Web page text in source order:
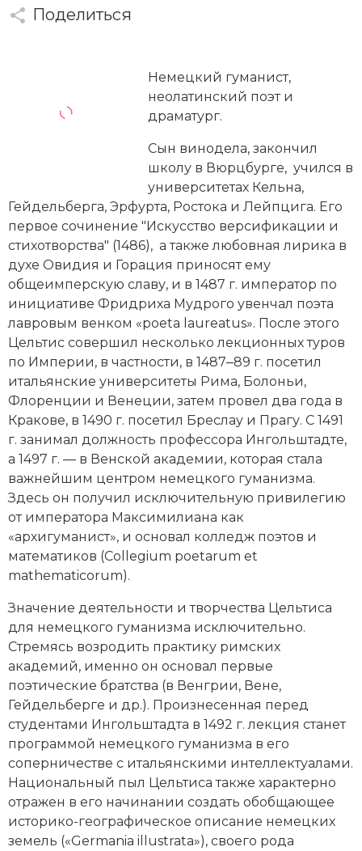
Империи
Историческая география и топонимика
История материальной и духовной культуры
История международных отношений
История, философия, теория и методология
исторического знания
Итория международных отношений
Латинская Америка
Новая история
Новейшая история
Нумизматика
Образование
Общественные объединения и организации
Политическая история
Религия и церковь
Россия
Северная Америка
Социально-экономическая история
Специальные исторические дисциплины
СССР
Южная Америка
Поделиться
Немецкий гуманист,
неолатинский поэт и
драматург.
Сын винодела, закончил
школу в Вюрцбурге, учился в
университетах Кельна,
Гейдельберга, Эрфурта, Ростока и Лейпцига. Его
первое сочинение "Искусство версификации и
стихотворства" (1486), а также любовная лирика в
духе Овидия и Горация приносят ему
общеимперскую славу, и в 1487 г. император по
инициативе Фридриха Мудрого увенчал поэта
лавровым венком «poeta laureatus». После этого
Цельтис совершил несколько лекционных туров
по Империи, в частности, в 1487‒89 г. посетил
итальянские университеты Рима, Болоньи,
Флоренции и Венеции, затем провел два года в
Кракове, в 1490 г. посетил Бреслау и Прагу. С 1491
г. занимал должность профессора Ингольштадте,
а 1497 г. — в Венской академии, которая стала
важнейшим центром немецкого гуманизма.
Здесь он получил исключительную привилегию
от императора Максимилиана как
«архигуманист», и основал колледж поэтов и
математиков (Collegium poetarum et
mathematicorum).
Значение деятельности и творчества Цельтиса
для немецкого гуманизма исключительно.
Стремясь возродить практику римских
академий, именно он основал первые
поэтические братства (в Венгрии, Вене,
Гейдельберге и др.). Произнесенная перед
студентами Ингольштадта в 1492 г. лекция станет
программой немецкого гуманизма в его
соперничестве с итальянскими интеллектуалами.
Национальный пыл Цельтиса также характерно
отражен в его начинании создать обобщающее
историко-географическое описание немецких
земель («Germania illustrata»), своего рода